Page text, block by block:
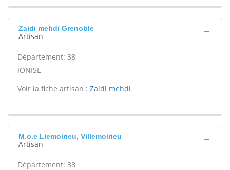
Zaidi mehdi Grenoble
Artisan
Département: 38
IONISE -
Voir la fiche artisan : Zaidi mehdi
M.o.e Llemoirieu, Villemoirieu
Artisan
Département: 38